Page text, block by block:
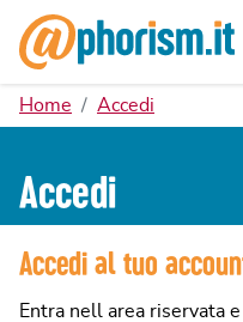
Home Accedi
Accedi
Accedi al tuo
Entra nell area riservata